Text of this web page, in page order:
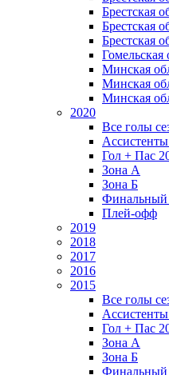
Брестская
Брестская
Брестская
Гомельская
Минская
Минская
Минская
2020
Все голы
Гол + Пас
Зона А
Зона Б
Финальный
Плей-офф
2019
2018
2017
2016
2015
Все голы
Гол + Пас
Зона А
Зона Б
Финальный